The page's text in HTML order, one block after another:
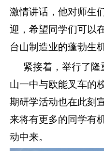
激情讲话，他对师生
迎，希望同学们可以
台山制造业的蓬勃生
紧接着，举行了
山一中与欧能叉车的
期研学活动也在此刻
来将有更多的同学有
动中来。